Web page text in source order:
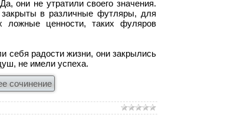
они не утратили своего значения.
в различные футляры, для
ложные ценности, таких фуляров
себя радости жизни, они закрылись
не имели успеха.
сочинение